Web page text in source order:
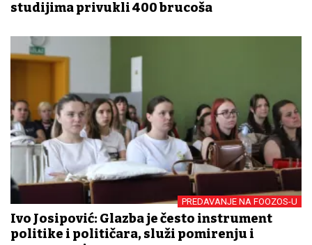
studijima privukli 400 brucoša
PREDAVANJE NA FOOZOS-U
Ivo Josipović: Glazba je često instrument
politike i političara, služi pomirenju i